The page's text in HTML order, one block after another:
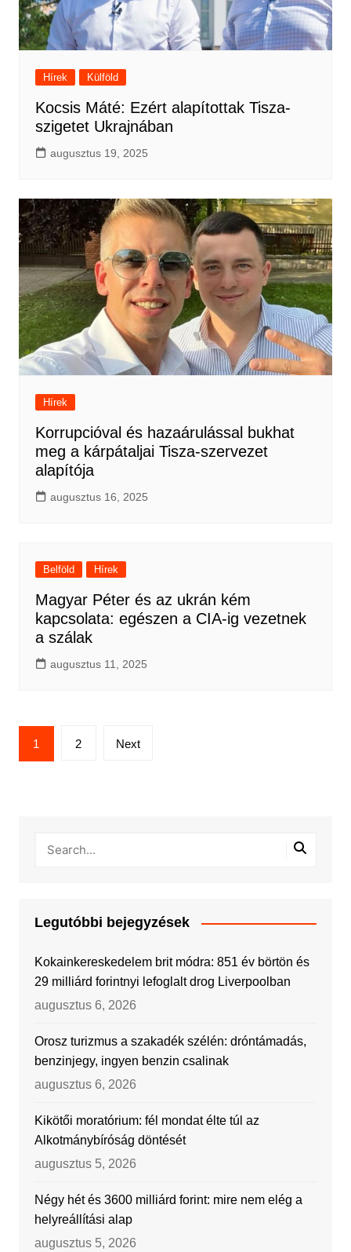
Hírek Külföld
Kocsis Máté: Ezért alapítottak Tisza-
szigetet Ukrajnában
augusztus 19, 2025
Hírek
Korrupcióval és hazaárulással bukhat
meg a kárpátaljai Tisza-szervezet
alapítója
augusztus 16, 2025
Belföld Hírek
Magyar Péter és az ukrán kém
kapcsolata: egészen a CIA-ig vezetnek
a szálak
augusztus 11, 2025
Bejegyzések
lapozása
1 2 Next
Legutóbbi bejegyzések
Kokainkereskedelem brit módra: 851 év börtön és
29 milliárd forintnyi lefoglalt drog Liverpoolban
augusztus 6, 2026
Orosz turizmus a szakadék szélén: dróntámadás,
benzinjegy, ingyen benzin csalinak
augusztus 6, 2026
Kikötői moratórium: fél mondat élte túl az
Alkotmánybíróság döntését
augusztus 5, 2026
Négy hét és 3600 milliárd forint: mire nem elég a
helyreállítási alap
augusztus 5, 2026